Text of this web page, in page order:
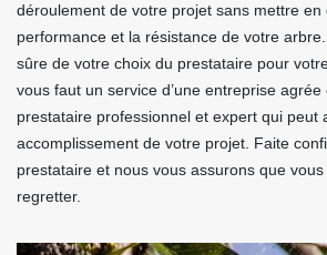
déroulement de votre projet sans mettre en
performance et la résistance de votre
sûre de votre choix du prestataire pour
vous faut un service d’une entreprise
prestataire professionnel et expert qui peut
accomplissement de votre projet. Faite
prestataire et nous vous assurons que vous
regretter.